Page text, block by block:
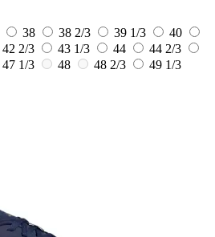
38 38 2/3 39 1/3
40
42 2/3 43 1/3 44
44 2/3
47 1/3 48 48 2/3
49 1/3